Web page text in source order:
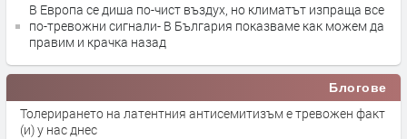
В Европа се диша по-чист въздух, но климатът изпраща все
по-тревожни сигнали- В България показваме как можем да
правим и крачка назад
Блогове
Толерирането на латентния антисемитизъм е тревожен факт
(и) у нас днес